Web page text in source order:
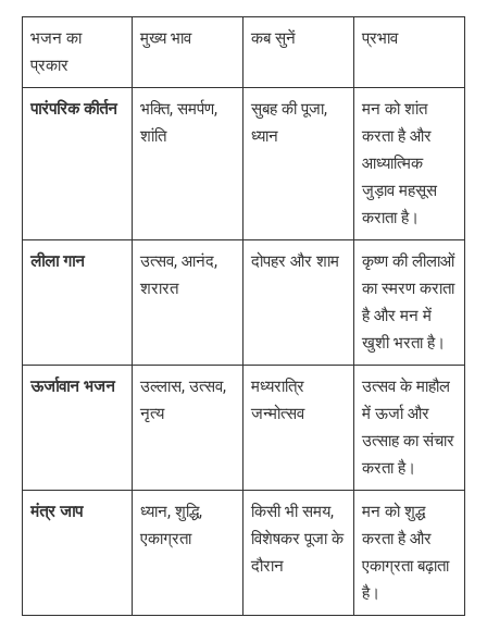
भजन का
प्रकार
मुख्य भाव कब सुनें प्रभाव
पारंपरिक कीर्तन
भक्ति, समर्पण,
शांति
सुबह की पूजा,
ध्यान
मन को शांत
करता है और
आध्यात्मिक
जुड़ाव महसूस
कराता है।
लीला गान
उत्सव, आनंद,
शरारत
दोपहर और शाम
कृष्ण की लीलाओं
का स्मरण कराता
है और मन में
खुशी भरता है।
ऊर्जावान भजन
उल्लास, उत्सव,
नृत्य
मध्यरात्रि
जन्मोत्सव
उत्सव के माहौल
में ऊर्जा और
उत्साह का संचार
करता है।
मंत्र जाप
ध्यान, शुद्धि,
एकाग्रता
किसी भी समय,
विशेषकर पूजा के
दौरान
मन को शुद्ध
करता है और
एकाग्रता बढ़ाता
है।